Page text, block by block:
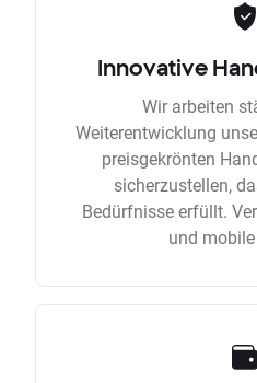
Innovative
Wir arbeiten
Weiterentwicklung
preisgekrönten
sicherzustellen,
Bedürfnisse erfüllt.
und